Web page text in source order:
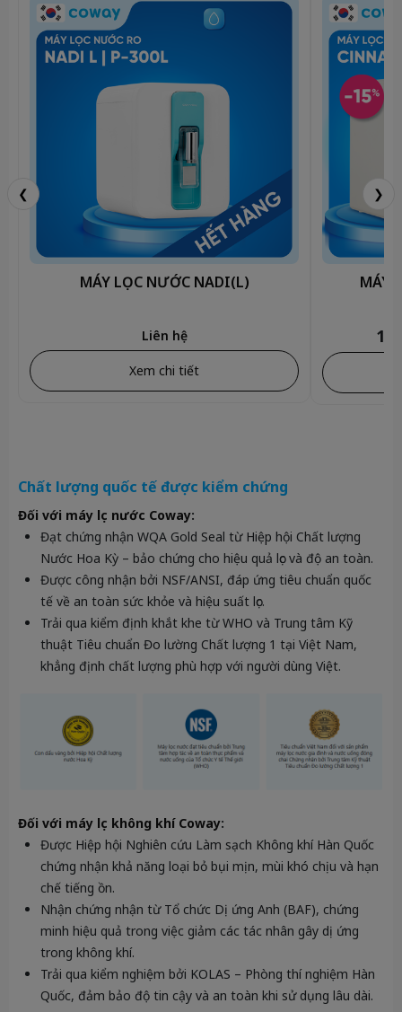
MÁY LỌC NƯỚC NADI(L)
Liên hệ
Xem chi tiết
MÁY
❮ ❯
Chất lượng quốc tế được kiểm chứng
Đối với máy lọc nước Coway:
Đạt chứng nhận WQA Gold Seal từ Hiệp hội Chất lượng
Nước Hoa Kỳ – bảo chứng cho hiệu quả lọc và độ an toàn.
Được công nhận bởi NSF/ANSI, đáp ứng tiêu chuẩn quốc
tế về an toàn sức khỏe và hiệu suất lọc.
Trải qua kiểm định khắt khe từ WHO và Trung tâm Kỹ
thuật Tiêu chuẩn Đo lường Chất lượng 1 tại Việt Nam,
khẳng định chất lượng phù hợp với người dùng Việt.
Đối với máy lọc không khí Coway:
Được Hiệp hội Nghiên cứu Làm sạch Không khí Hàn Quốc
chứng nhận khả năng loại bỏ bụi mịn, mùi khó chịu và hạn
chế tiếng ồn.
Nhận chứng nhận từ Tổ chức Dị ứng Anh (BAF), chứng
minh hiệu quả trong việc giảm các tác nhân gây dị ứng
trong không khí.
Trải qua kiểm nghiệm bởi KOLAS – Phòng thí nghiệm Hàn
Quốc, đảm bảo độ tin cậy và an toàn khi sử dụng lâu dài.